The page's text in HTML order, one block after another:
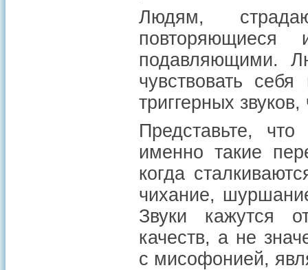
Людям,
подавляющими.
чувствовать
триггерных
Представьте,
именно такие
когда
чихание,
Звуки кажутся
качеств, а не
с мисофонией,